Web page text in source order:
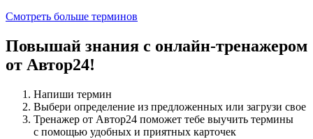
Смотреть больше терминов
Повышай знания с онлайн-тренажером
от Автор24!
Напиши термин
Выбери определение из предложенных или загрузи свое
Тренажер от Автор24 поможет тебе выучить термины
с помощью удобных и приятных карточек